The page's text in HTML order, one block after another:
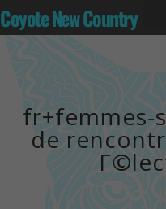
Coyote New Country
fr+femmes-
de